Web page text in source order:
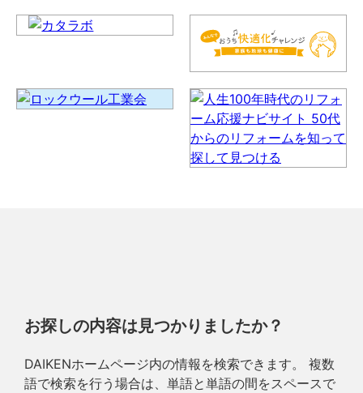
お探しの内容は見つかりましたか？
DAIKENホームページ内の情報を検索できます。 複数
語で検索を行う場合は、単語と単語の間をスペースで